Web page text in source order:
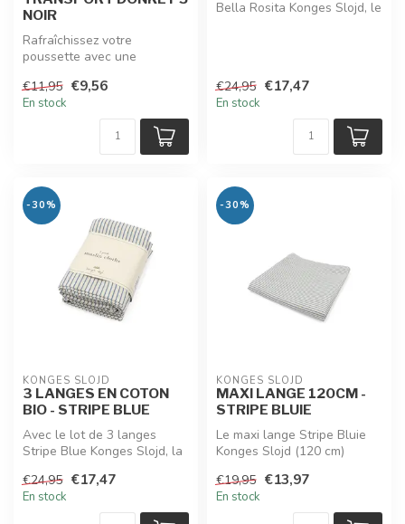
NOIR
Rafraîchissez votre
poussette avec une
transport. La poignée...
€11,95 €9,56
En stock
Bella Rosita Konges Slojd, le
€24,95 €17,47
En stock
-30%
KONGES SLOJD
3 LANGES EN COTON
BIO - STRIPE BLUE
Avec le lot de 3 langes
Stripe Blue Konges Slojd, la
s’asso...
€24,95 €17,47
En stock
-30%
KONGES SLOJD
MAXI LANGE 120CM -
STRIPE BLUIE
Le maxi lange Stripe Bluie
Konges Slojd (120 cm)
bl...
€19,95 €13,97
En stock